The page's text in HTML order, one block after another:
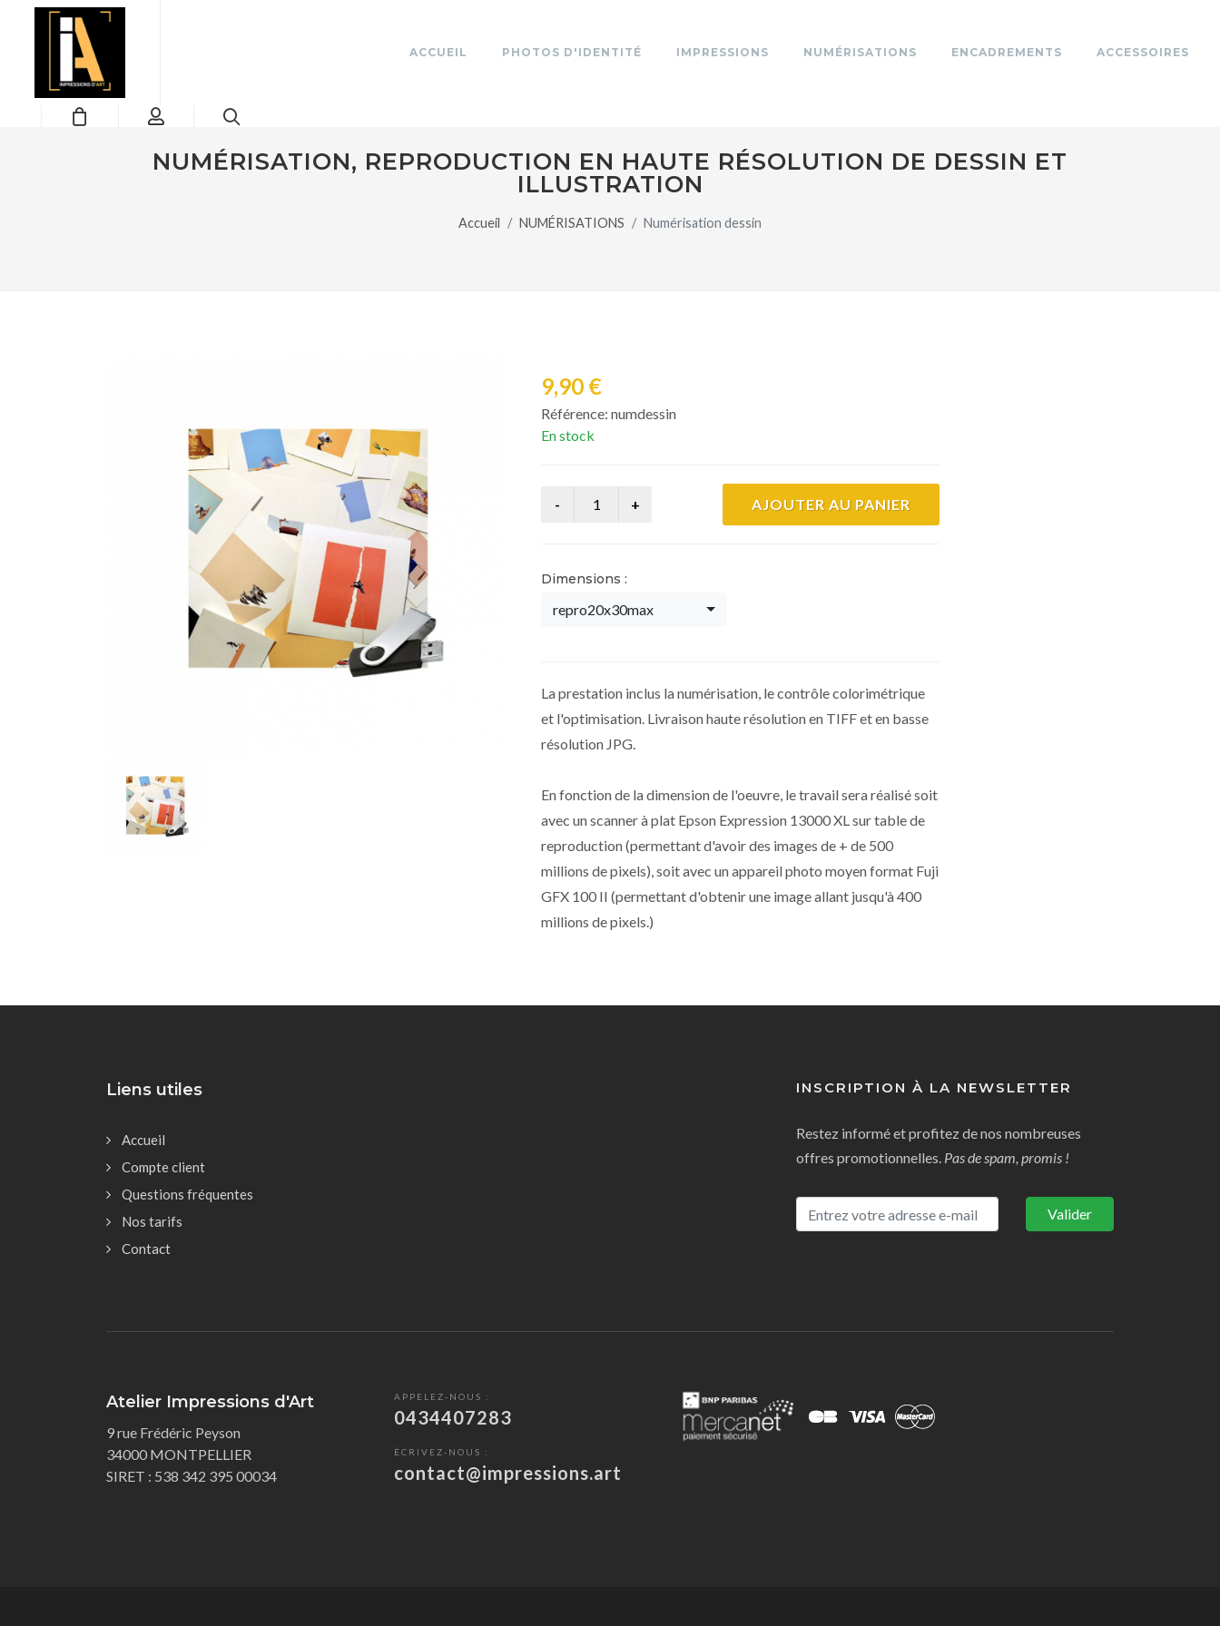
ACCUEIL PHOTOS D'IDENTITÉ IMPRESSIONS NUMÉRISATIONS ENCADREMENTS ACCESSOIRES
NUMÉRISATION, REPRODUCTION EN HAUTE RÉSOLUTION DE DESSIN ET
ILLUSTRATION
Accueil NUMÉRISATIONS Numérisation dessin
9,90 €
Référence:numdessin
En stock
AJOUTER AU PANIER
Dimensions :
repro20x30max
La prestation inclus la numérisation, le contrôle colorimétrique
et l'optimisation. Livraison haute résolution en TIFF et en basse
résolution JPG.
En fonction de la dimension de l'oeuvre, le travail sera réalisé soit
avec un scanner à plat Epson Expression 13000 XL sur table de
reproduction (permettant d'avoir des images de + de 500
millions de pixels), soit avec un appareil photo moyen format Fuji
GFX 100 II (permettant d'obtenir une image allant jusqu'à 400
millions de pixels.)
Liens utiles
Accueil
Compte client
Questions fréquentes
Nos tarifs
Contact
INSCRIPTION À LA NEWSLETTER
Restez informé et profitez de nos nombreuses
offres promotionnelles. Pas de spam, promis !
Valider
Atelier Impressions d'Art
9 rue Frédéric Peyson
34000 MONTPELLIER
SIRET : 538 342 395 00034
APPELEZ-NOUS :
0434407283
ÉCRIVEZ-NOUS :
contact@impressions.art